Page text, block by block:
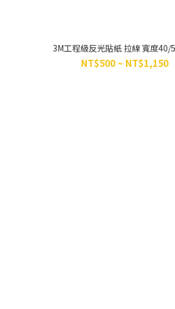
3M工程級反光貼紙 拉線 寬度
NT$500 ~ NT$1,150